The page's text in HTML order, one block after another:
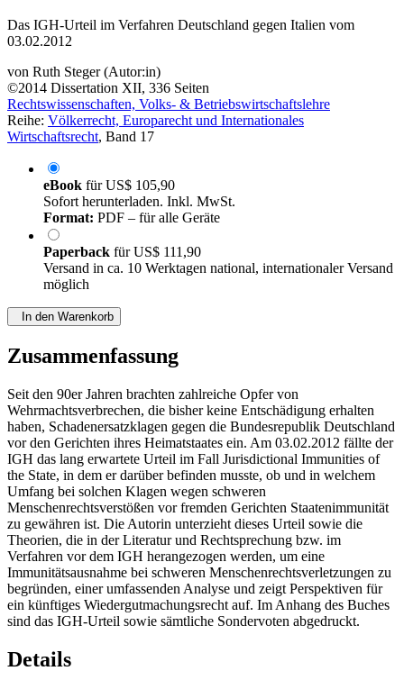
Das IGH-Urteil im Verfahren Deutschland gegen Italien vom
03.02.2012
von Ruth Steger (Autor:in)
©2014 Dissertation XII, 336 Seiten
Rechtswissenschaften, Volks- & Betriebswirtschaftslehre
Reihe: Völkerrecht, Europarecht und Internationales
Wirtschaftsrecht, Band 17
eBook fürUS$ 105,90
Sofort herunterladen. Inkl. MwSt.
Format: PDF – für alle Geräte
Paperback fürUS$ 111,90
Versand in ca. 10 Werktagen national, internationaler Versand
möglich
In den Warenkorb
Zusammenfassung
Seit den 90er Jahren brachten zahlreiche Opfer von
Wehrmachtsverbrechen, die bisher keine Entschädigung erhalten
haben, Schadenersatzklagen gegen die Bundesrepublik Deutschland
vor den Gerichten ihres Heimatstaates ein. Am 03.02.2012 fällte der
IGH das lang erwartete Urteil im Fall Jurisdictional Immunities of
the State, in dem er darüber befinden musste, ob und in welchem
Umfang bei solchen Klagen wegen schweren
Menschenrechtsverstößen vor fremden Gerichten Staatenimmunität
zu gewähren ist. Die Autorin unterzieht dieses Urteil sowie die
Theorien, die in der Literatur und Rechtsprechung bzw. im
Verfahren vor dem IGH herangezogen werden, um eine
Immunitätsausnahme bei schweren Menschenrechtsverletzungen zu
begründen, einer umfassenden Analyse und zeigt Perspektiven für
ein künftiges Wiedergutmachungsrecht auf. Im Anhang des Buches
sind das IGH-Urteil sowie sämtliche Sondervoten abgedruckt.
Details